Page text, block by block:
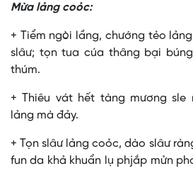
Mừa lảng coỏc:
+ Tiểm ngòi lầng, chướng tẻo
slâư; tọn tua cúa thâng bại
thúm.
+ Thiêu vát hết tàng mương sle
lảng mà đảy.
+ Tọn slâư lảng coỏc, dào slâư
fun da khả khuẩn lụ phjắp mửn